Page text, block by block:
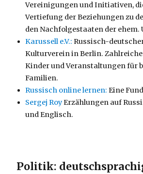
Vereinigungen und Initiativen,
Vertiefung der Beziehungen zu
den Nachfolgestaaten der ehem.
Karussell e.V.: Russisch-
Kulturverein in Berlin.
Kinder und Veranstaltungen für
Familien.
Russisch online lernen: Eine
Sergej RoyErzählungen auf
und Englisch.
Politik: